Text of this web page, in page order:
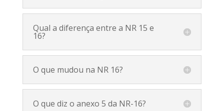
Qual a diferença entre a NR 15 e
16?
O que mudou na NR 16?
O que diz o anexo 5 da NR-16?